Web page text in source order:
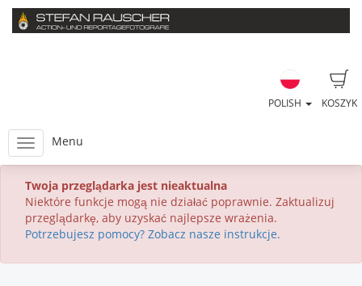
KOSZYK
POLISH
Menu
Twoja przeglądarka jest nieaktualna
Niektóre funkcje mogą nie działać poprawnie. Zaktualizuj
przeglądarkę, aby uzyskać najlepsze wrażenia.
Potrzebujesz pomocy? Zobacz nasze instrukcje.